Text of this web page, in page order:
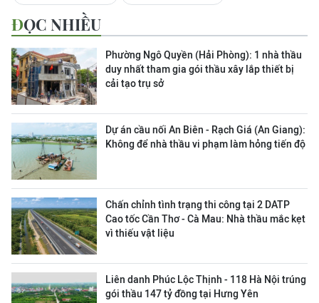
ĐỌC NHIỀU
Phường Ngô Quyền (Hải Phòng): 1 nhà thầu
duy nhất tham gia gói thầu xây lắp thiết bị
cải tạo trụ sở
Dự án cầu nối An Biên - Rạch Giá (An Giang):
Không để nhà thầu vi phạm làm hỏng tiến độ
Chấn chỉnh tình trạng thi công tại 2 DATP
Cao tốc Cần Thơ - Cà Mau: Nhà thầu mắc kẹt
vì thiếu vật liệu
Liên danh Phúc Lộc Thịnh - 118 Hà Nội trúng
gói thầu 147 tỷ đồng tại Hưng Yên